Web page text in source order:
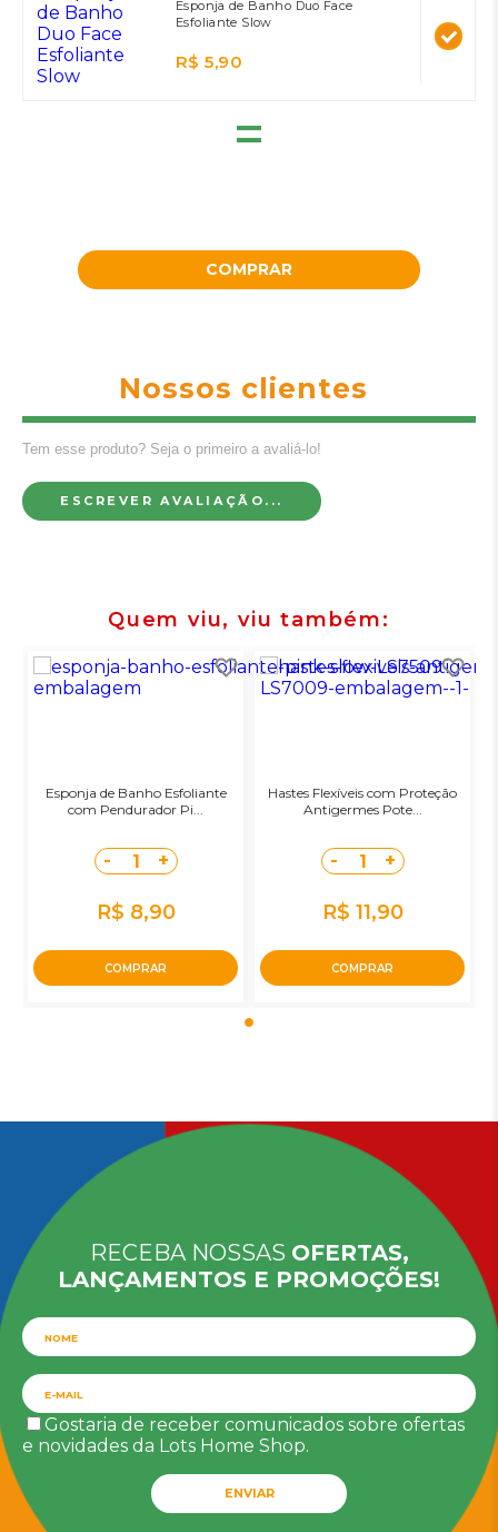
Esponja de Banho Duo Face
Esfoliante Slow
R$ 5,90
=
COMPRAR
Nossos clientes
Tem esse produto? Seja o primeiro a avaliá-lo!
ESCREVER AVALIAÇÃO...
Quem viu, viu também
Esponja de Banho Esfoliante
com Pendurador Pi...
- 1 +
R$ 8,90
COMPRAR
Hastes Flexíveis com Proteção
Antigermes Pote...
- 1 +
R$ 11,90
COMPRAR
RECEBA NOSSAS OFERTAS,
LANÇAMENTOS E PROMOÇÕES!
Gostaria de receber comunicados sobre ofertas
e novidades da Lots Home Shop.
ENVIAR